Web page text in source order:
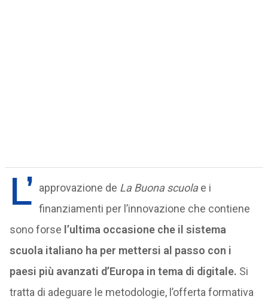
L’ approvazione de La Buona scuolae i
finanziamenti per l’innovazione che contiene
sono forse l’ultima occasione che il sistema
scuola italiano ha per mettersi al passo con i
paesi più avanzati d’Europa in tema di digitale. Si
tratta di adeguare le metodologie, l’offerta formativa